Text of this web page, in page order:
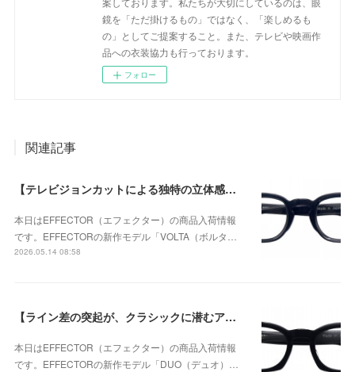
鏡を「ただ掛けるもの」ではなく、「楽しめるも
の」としてご提案すること。また、テレビや映画作
品への衣装協力も行っております。
フォロー
関連記事
【テレビジョンカットによる独特の立体感が個性的なモデル】EFFECTOR（エフェクター） VOLTA（ボルタ） BKが入荷！
本日はEFFECTOR（エフェクター）の商品入荷情報
です。EFFECTORの新作モデル「VOLTA（ボルタ…
2026.05.14 08:58
【ライン差の突起が、クラシックに潜むアバンギャルドな個性を強調】EFFECTOR（エフェクター） DUO（デュオ） BKが入荷！
本日はEFFECTOR（エフェクター）の商品入荷情報
です。EFFECTORの新作モデル「DUO（デュオ）…